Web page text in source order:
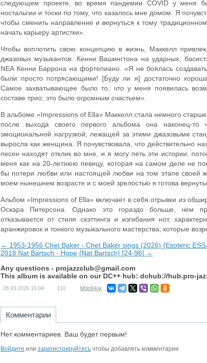
следующем проекте, во время пандемии COVID у меня
ностальгии и тоски по тому, что казалось мне домом. Я
чтобы сменить направление и вернуться к тому
начать карьеру артистки».
Чтобы воплотить свою концепцию в жизнь, Маккелл
джазовых музыкантов: Кенни Вашингтона на ударных,
NEA Кенни Баррона на фортепиано. «Я не боялась
были просто потрясающими! [Буду ли я] достаточно
Самое захватывающее было то, что у меня появилась
составе трио; это было огромным счастьем».
В альбоме «Impressions of Ella» Маккелл стала немного
после выхода своего первого альбома она наконец-то
эмоциональной нагрузкой, лежащей за этими джазовыми
выросла как женщина. Я почувствовала, что действительно
песен находят отклик во мне, и я могу петь эти истории,
меня как на 20-летнюю певицу, которая на самом деле не
бы потери любви или настоящей любви на том этапе своей
моем нынешнем возрасте и с моей зрелостью я готова
Альбом «Impressions of Ella» включает в себя отрывки из
Оскара Питерсона. Однако это гораздо больше, чем
отказывается от стиля скэттинга и изгибания нот,
аранжировок и тонкого музыкального мастерства, которые
← 1953-1956 Chet Baker - Chet Baker sings (2026) {Esoteric
2018 Nat Bartsch - Hope {Nat Bartsch} [24-96] →
Any questions - projazzclub@gmail.com
This album is available on our DC++ hub: dchub://hub.pro-
28.03.2026 15:04 110 M0p94ok
Комментарии
Нет комментариев. Ваш будет первым!
Войдите или зарегистрируйтесь чтобы добавлять комментарии